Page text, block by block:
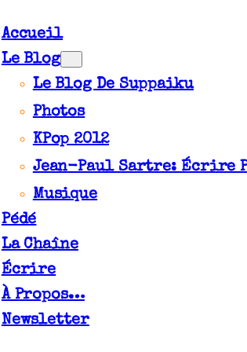
Accueil
Le Blog
Le Blog De Suppaiku
Photos
KPop 2012
Jean-Paul Sartre: Écrire
Musique
Pédé
La Chaîne
Écrire
À Propos…
Newsletter